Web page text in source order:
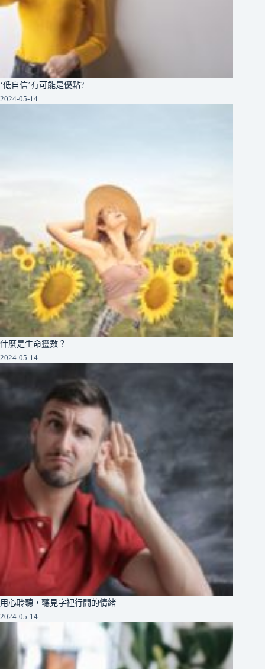
‘低自信’有可能是優點?
2024-05-14
什麼是生命靈數？
2024-05-14
用心聆聽，聽見字裡行間的情緒
2024-05-14